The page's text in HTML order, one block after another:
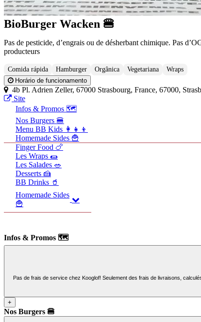
BioBurger Wacken 🍔
Pas de pesticide, d’engrais ou de désherbant chimique. Pas
producteurs
Comida rápida Hamburger Orgânica Vegetariana
Wraps
Horário de funcionamento
4b Pl. Adrien Zeller, 67000 Strasbourg, France, 67000,
Site
Infos & Promos 🗺️
Nos Burgers 🍔
Menu BB Kids 👩‍👧‍👦
Homemade Sides 🍟
Finger Food 🍗
Les Wraps 🌯
Les Salades 🥗
Desserts 🍰
BB Drinks 🥤
Homemade Sides
🍟
Infos & Promos 🗺️
Pas de frais de service chez Kooglof! Seulement des frais de livraisons,
+
Nos Burgers 🍔